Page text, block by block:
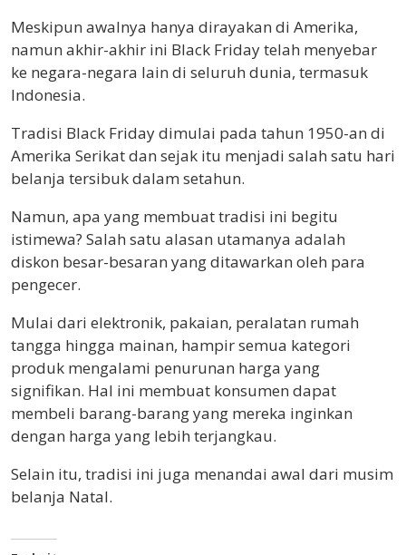
Meskipun awalnya hanya dirayakan di Amerika,
namun akhir-akhir ini Black Friday telah menyebar
ke negara-negara lain di seluruh dunia, termasuk
Indonesia.
Tradisi Black Friday dimulai pada tahun 1950-an di
Amerika Serikat dan sejak itu menjadi salah satu hari
belanja tersibuk dalam setahun.
Namun, apa yang membuat tradisi ini begitu
istimewa? Salah satu alasan utamanya adalah
diskon besar-besaran yang ditawarkan oleh para
pengecer.
Mulai dari elektronik, pakaian, peralatan rumah
tangga hingga mainan, hampir semua kategori
produk mengalami penurunan harga yang
signifikan. Hal ini membuat konsumen dapat
membeli barang-barang yang mereka inginkan
dengan harga yang lebih terjangkau.
Selain itu, tradisi ini juga menandai awal dari musim
belanja Natal.